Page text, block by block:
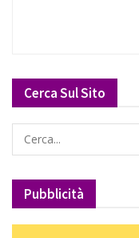
Cerca Sul Sito
Pubblicità